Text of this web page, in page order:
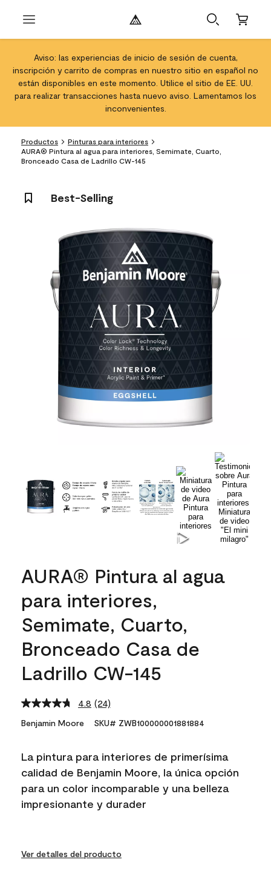
Aviso: las experiencias de inicio de sesión de cuenta,
inscripción y carrito de compras en nuestro sitio en español no
están disponibles en este momento. Utilice el sitio de EE. UU.
para realizar transacciones hasta nuevo aviso. Lamentamos los
inconvenientes.
Productos
Pinturas para interiores
AURA® Pintura al agua para interiores, Semimate, Cuarto,
Bronceado Casa de Ladrillo CW-145
Best-Selling
AURA® Pintura al agua
para interiores,
Semimate, Cuarto,
Bronceado Casa de
Ladrillo CW-145
4.8 Read
24
Reviews.
link.
(24)
Benjamin Moore SKU# ZWB100000001881884
La pintura para interiores de primerísima
calidad de Benjamin Moore, la única opción
para un color incomparable y una belleza
impresionante y durader
Ver detalles del producto